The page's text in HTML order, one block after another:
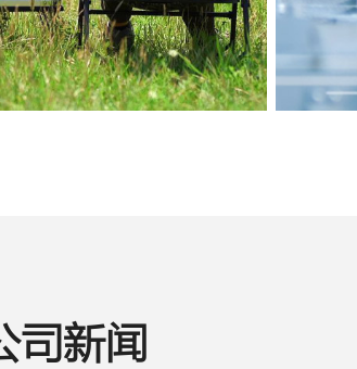
司新闻